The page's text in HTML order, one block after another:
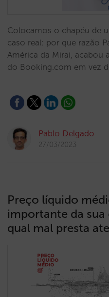
Colocamos o chapéu de
caso real: por que razão
América da Mirai, acabou
do Booking.com em vez
Pablo Delgado
27/03/2023
Preço líquido
importante da
qual mal presta